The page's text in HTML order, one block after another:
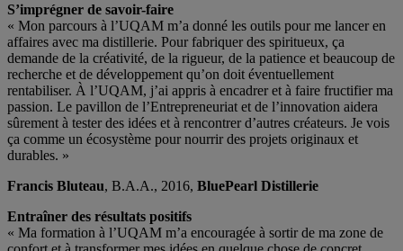
S’imprégner de savoir-faire
« Mon parcours à l’UQAM m’a donné les outils pour me lancer en
affaires avec ma distillerie. Pour fabriquer des spiritueux, ça
demande de la créativité, de la rigueur, de la patience et beaucoup de
recherche et de développement qu’on doit éventuellement
rentabiliser. À l’UQAM, j’ai appris à encadrer et à faire fructifier ma
passion. Le pavillon de l’Entrepreneuriat et de l’innovation aidera
sûrement à tester des idées et à rencontrer d’autres créateurs. Je vois
ça comme un écosystème pour nourrir des projets originaux et
durables. »
Francis Bluteau, B.A.A., 2016, BluePearl Distillerie
Entraîner des résultats positifs
« Ma formation à l’UQAM m’a encouragée à sortir de ma zone de